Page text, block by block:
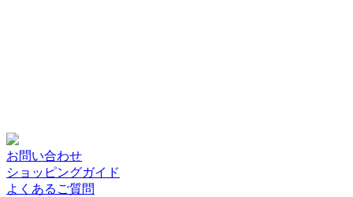
お問い合わせ
ショッピングガイド
よくあるご質問